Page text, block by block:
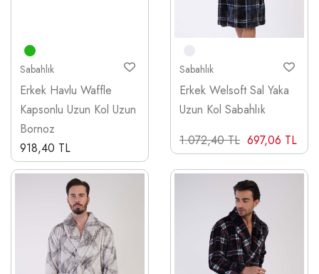
Sabahlık
Erkek Havlu Waffle
Kapsonlu Uzun Kol Uzun
Bornoz
918,40 TL
Sabahlık
Erkek Welsoft Sal Yaka
Uzun Kol Sabahlık
1.072,40 TL 697,06 TL